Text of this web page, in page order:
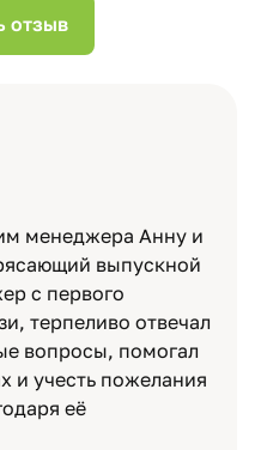
отзыв
менеджера Анну и
выпускной
с первого
терпеливо отвечал
вопросы, помогал
и учесть пожелания
её